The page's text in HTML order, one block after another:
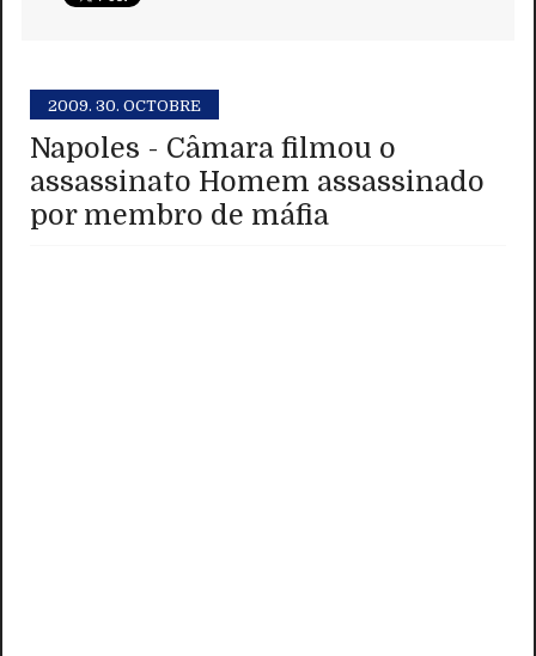
2009. 30. OCTOBRE
Napoles - Câmara filmou o
assassinato Homem assassinado
por membro de máfia